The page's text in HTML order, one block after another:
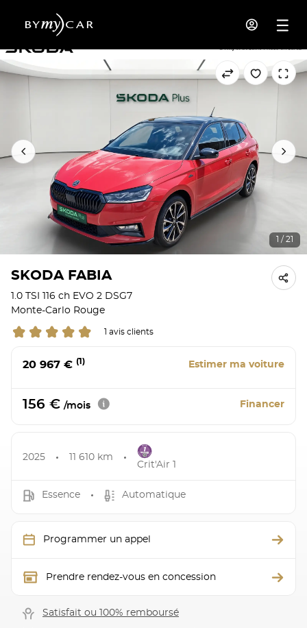
1 / 21
SKODA FABIA
1.0 TSI 116 ch EVO 2 DSG7
Monte-Carlo Rouge
1 avis clients
20 967 € (1) Estimer ma voiture
156 € /mois Financer
2025 11 610 km
Crit'Air 1
Essence Automatique
Programmer un appel
Prendre rendez-vous en concession
Satisfait ou 100% remboursé